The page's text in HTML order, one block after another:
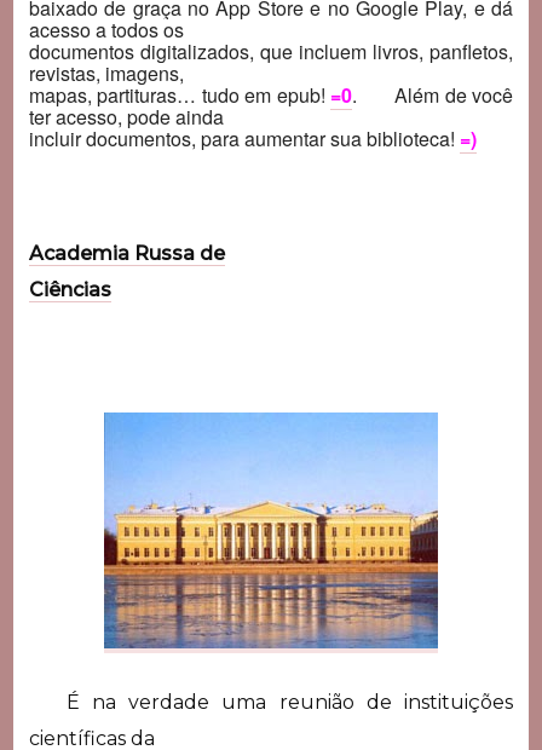
baixado de graça no App Store e no Google Play, e dá
acesso a todos os
documentos digitalizados, que incluem livros, panfletos,
revistas, imagens,
mapas, partituras… tudo em epub! =0. Além de você
ter acesso, pode ainda
incluir documentos, para aumentar sua biblioteca! =)
Academia Russa de
Ciências
É na verdade uma reunião de instituições
científicas da